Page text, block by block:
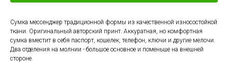
Сумка мессенджер традиционной формы из качественной износостойкой
ткани. Оригинальный авторский принт. Аккуратная, но комфортная
сумка вместит в себя паспорт, кошелек, телефон, ключи и другие мелочи.
Два отделения на молнии - большое основное и поменьше на внешней
стороне.